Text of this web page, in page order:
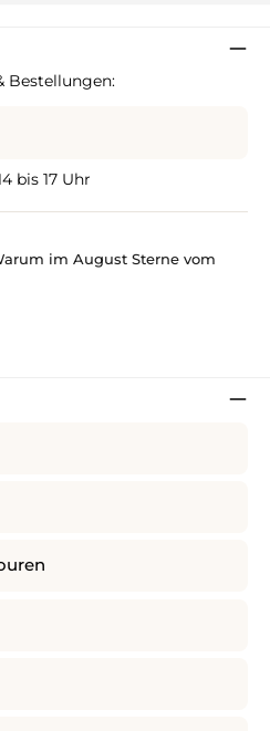
Bestellungen:
bis 17 Uhr
im August Sterne vom